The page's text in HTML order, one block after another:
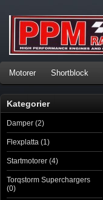
Motorer Shortblock
Kategorier
Damper (2)
Flexplatta (1)
Startmotorer (4)
Torqstorm Superchargers
(0)